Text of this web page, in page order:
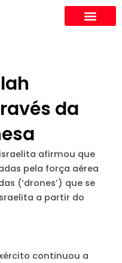
da
afirmou que
pela força aérea
(‘drones’) que se
a partir do
continuou a